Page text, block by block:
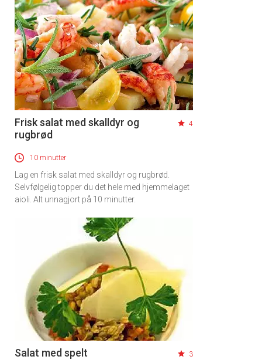
Frisk salat med skalldyr og
rugbrød
4
10 minutter
Lag en frisk salat med skalldyr og rugbrød.
Selvfølgelig topper du det hele med hjemmelaget
aioli. Alt unnagjort på 10 minutter.
Salat med spelt 3